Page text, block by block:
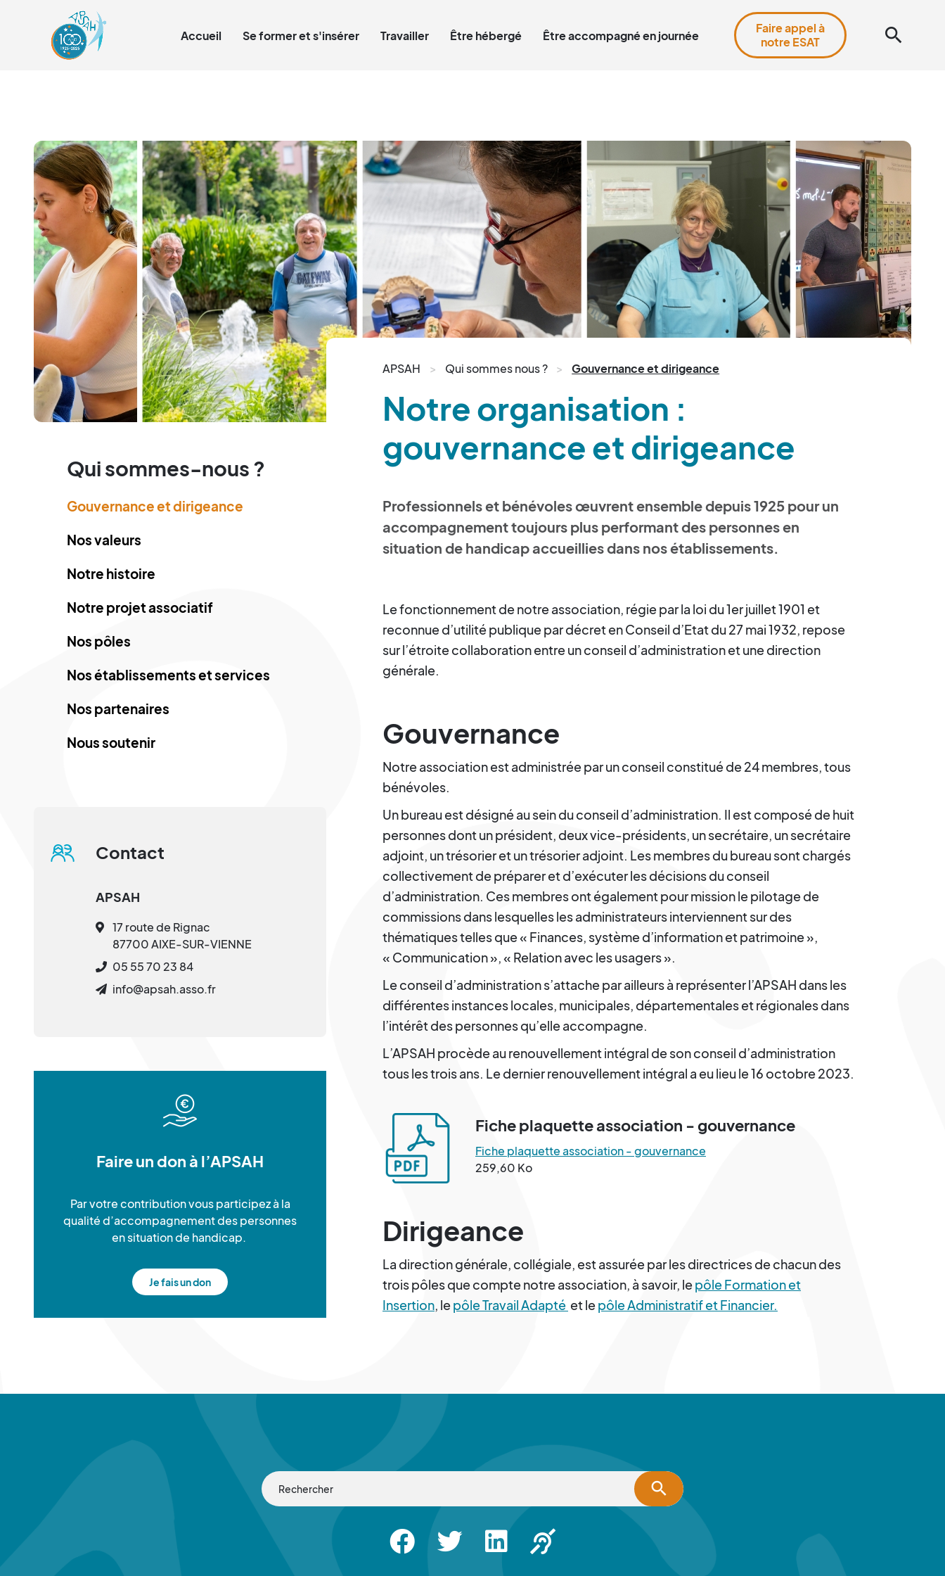
Accueil Se former et s'insérer Travailler Être hébergé Être accompagné en journée
Faire appel à
notre ESAT
search
APSAH Qui sommes nous ? Gouvernance et dirigeance
Notre organisation :
gouvernance et dirigeance
Professionnels et bénévoles œuvrent ensemble depuis 1925 pour un
accompagnement toujours plus performant des personnes en
situation de handicap accueillies dans nos établissements.
Le fonctionnement de notre association, régie par la loi du 1er juillet 1901 et
reconnue d’utilité publique par décret en Conseil d’Etat du 27 mai 1932, repose
sur l’étroite collaboration entre un conseil d’administration et une direction
générale.
Gouvernance
Notre association est administrée par un conseil constitué de 24 membres, tous
bénévoles.
Un bureau est désigné au sein du conseil d’administration. Il est composé de huit
personnes dont un président, deux vice-présidents, un secrétaire, un secrétaire
adjoint, un trésorier et un trésorier adjoint. Les membres du bureau sont chargés
collectivement de préparer et d’exécuter les décisions du conseil
d’administration. Ces membres ont également pour mission le pilotage de
commissions dans lesquelles les administrateurs interviennent sur des
thématiques telles que « Finances, système d’information et patrimoine »,
« Communication », « Relation avec les usagers ».
Le conseil d’administration s’attache par ailleurs à représenter l’APSAH dans les
différentes instances locales, municipales, départementales et régionales dans
l’intérêt des personnes qu’elle accompagne.
L’APSAH procède au renouvellement intégral de son conseil d’administration
tous les trois ans. Le dernier renouvellement intégral a eu lieu le 16 octobre 2023.
Fiche plaquette association - gouvernance
Fiche plaquette association - gouvernance
259,60 Ko
Dirigeance
La direction générale, collégiale, est assurée par les directrices de chacun des
trois pôles que compte notre association, à savoir, lepôle Formation et
Insertion, lepôle Travail Adapté et lepôle Administratif et Financier.
Qui sommes-nous ?
Gouvernance et dirigeance
Nos valeurs
Notre histoire
Notre projet associatif
Nos pôles
Nos établissements et services
Nos partenaires
Nous soutenir
Contact
APSAH
17 route de Rignac
87700 AIXE-SUR-VIENNE
05 55 70 23 84
info@apsah.asso.fr
Faire un don à l’APSAH
Par votre contribution vous participez à la
qualité d’accompagnement des personnes
en situation de handicap.
Je fais un don
search
FacebookTwitter LinkedinApsah Sourd | Facebook pour les sourds